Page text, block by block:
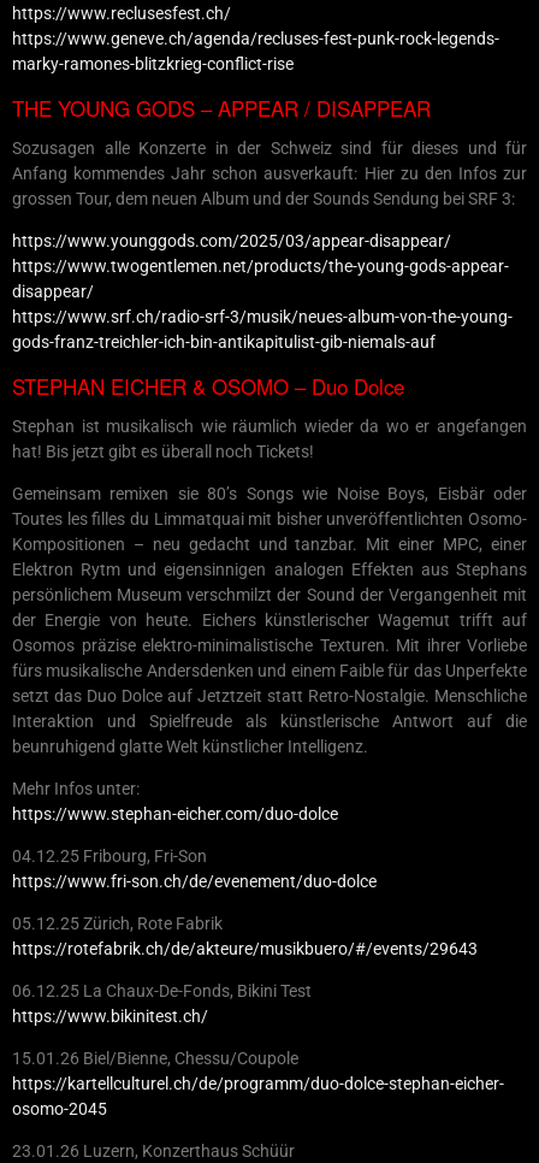
https://www.reclusesfest.ch/
https://www.geneve.ch/agenda/recluses-fest-punk-rock-legends-
marky-ramones-blitzkrieg-conflict-rise
THE YOUNG GODS – APPEAR / DISAPPEAR
Sozusagen alle Konzerte in der Schweiz sind für dieses und für
Anfang kommendes Jahr schon ausverkauft: Hier zu den Infos zur
grossen Tour, dem neuen Album und der Sounds Sendung bei SRF 3:
https://www.younggods.com/2025/03/appear-disappear/
https://www.twogentlemen.net/products/the-young-gods-appear-
disappear/
https://www.srf.ch/radio-srf-3/musik/neues-album-von-the-young-
gods-franz-treichler-ich-bin-antikapitulist-gib-niemals-auf
STEPHAN EICHER & OSOMO – Duo Dolce
Stephan ist musikalisch wie räumlich wieder da wo er angefangen
hat! Bis jetzt gibt es überall noch Tickets!
Gemeinsam remixen sie 80’s Songs wie Noise Boys, Eisbär oder
Toutes les filles du Limmatquai mit bisher unveröffentlichten Osomo-
Kompositionen – neu gedacht und tanzbar. Mit einer MPC, einer
Elektron Rytm und eigensinnigen analogen Effekten aus Stephans
persönlichem Museum verschmilzt der Sound der Vergangenheit mit
der Energie von heute. Eichers künstlerischer Wagemut trifft auf
Osomos präzise elektro-minimalistische Texturen. Mit ihrer Vorliebe
fürs musikalische Andersdenken und einem Faible für das Unperfekte
setzt das Duo Dolce auf Jetztzeit statt Retro-Nostalgie. Menschliche
Interaktion und Spielfreude als künstlerische Antwort auf die
beunruhigend glatte Welt künstlicher Intelligenz.
Mehr Infos unter:
https://www.stephan-eicher.com/duo-dolce
04.12.25 Fribourg, Fri-Son
https://www.fri-son.ch/de/evenement/duo-dolce
05.12.25 Zürich, Rote Fabrik
https://rotefabrik.ch/de/akteure/musikbuero/#/events/29643
06.12.25 La Chaux-De-Fonds, Bikini Test
https://www.bikinitest.ch/
15.01.26 Biel/Bienne, Chessu/Coupole
https://kartellculturel.ch/de/programm/duo-dolce-stephan-eicher-
osomo-2045
23.01.26 Luzern, Konzerthaus Schüür